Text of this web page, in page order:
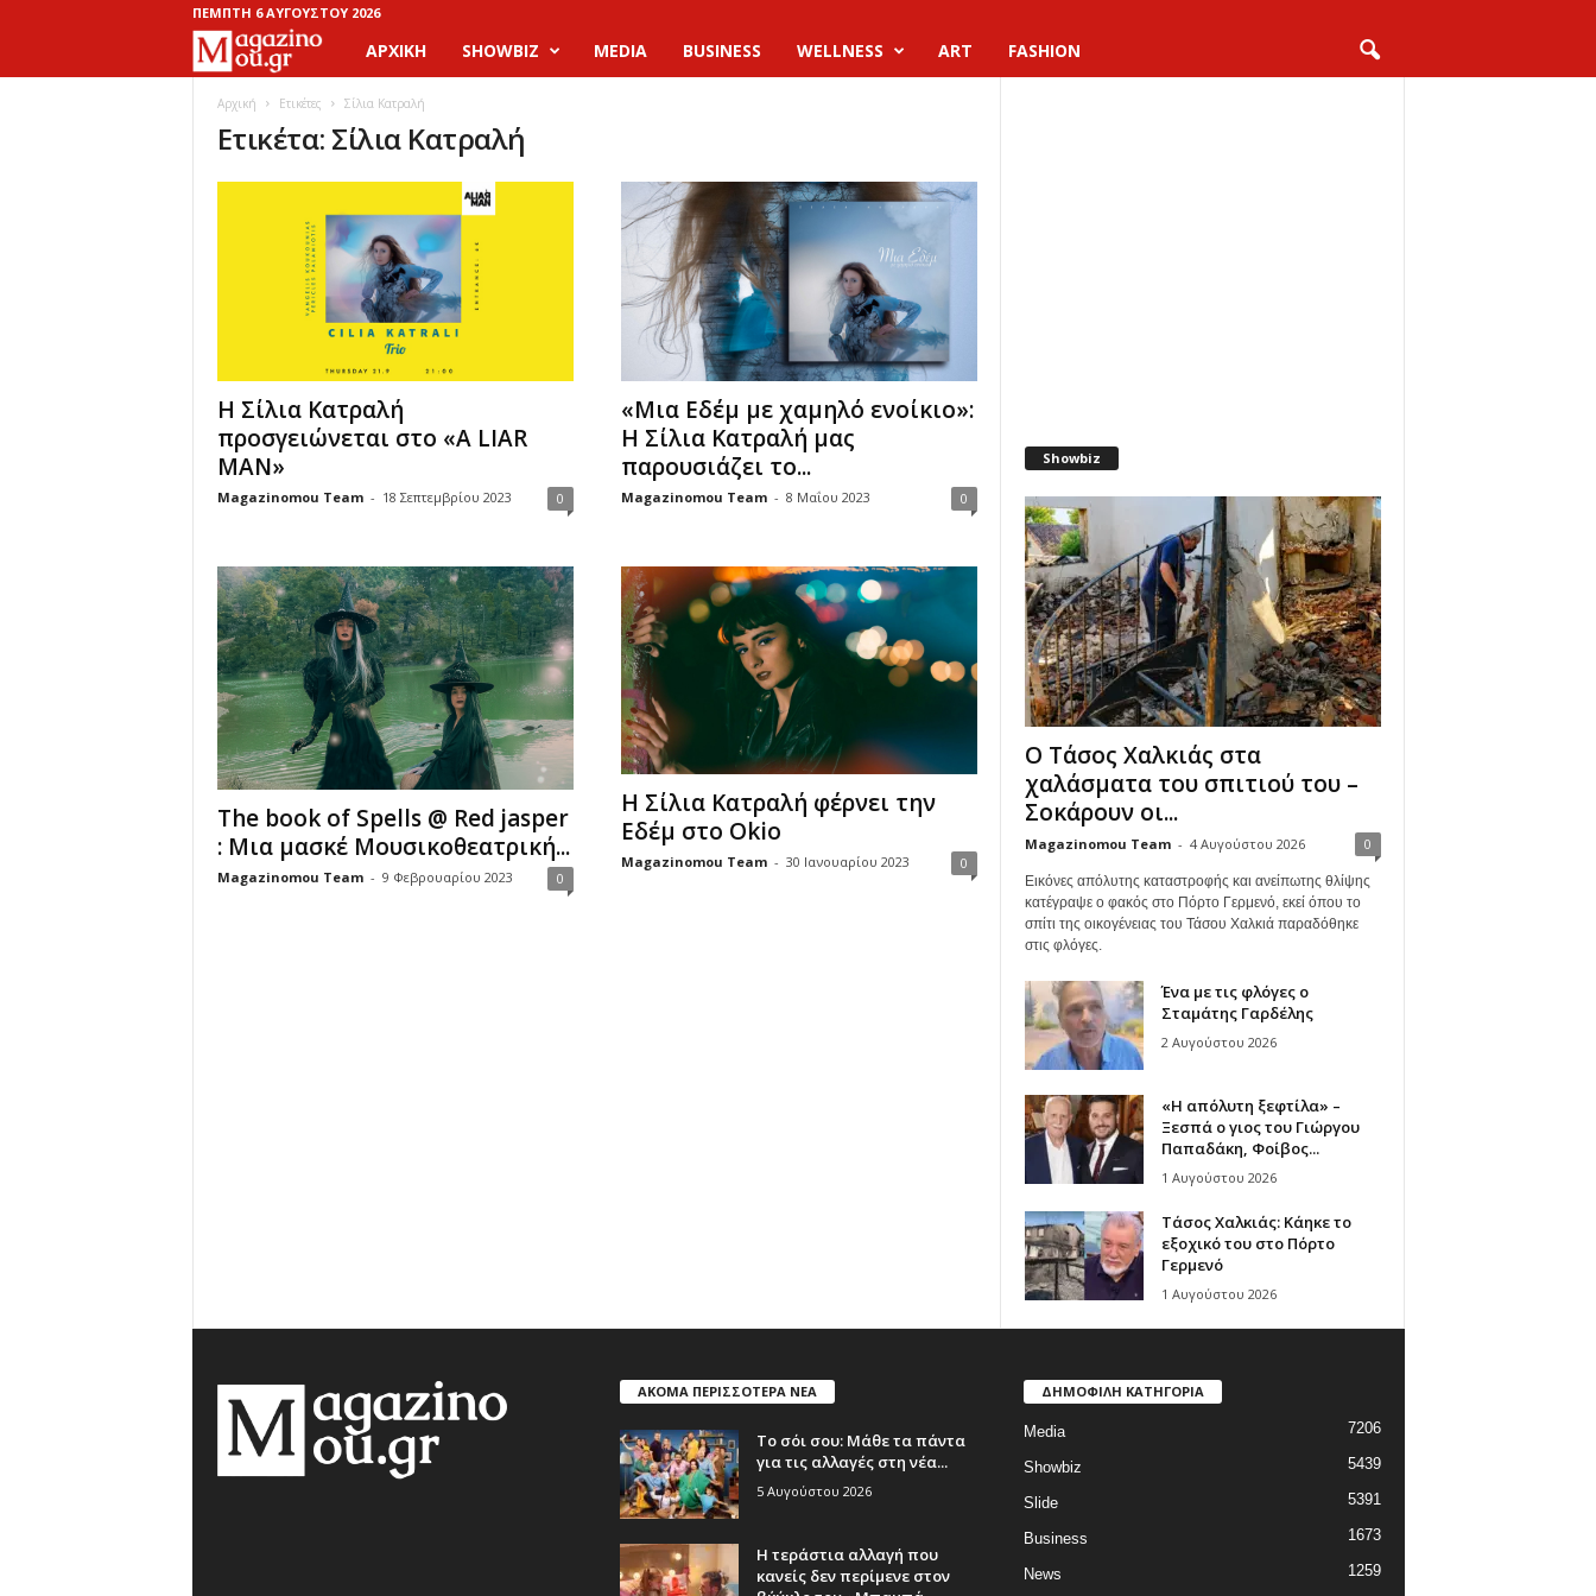
ΠΈΜΠΤΗ 6 ΑΥΓΟΎΣΤΟΥ 2026
a
g
z
o
u
ΑΡΧΙΚΉ SHOWBIZ MEDIA BUSINESS WELLNESS ART FASHION
Αρχική Ετικέτες Σίλια Κατραλή
Ετικέτα: Σίλια Κατραλή
Η Σίλια Κατραλή
προσγειώνεται στο «A LIAR
MAN»
Magazinomou Team - 18 Σεπτεμβρίου 2023 0
«Μια Εδέμ με χαμηλό ενοίκιο»:
Η Σίλια Κατραλή μας
παρουσιάζει το...
Magazinomou Team - 8 Μαΐου 2023 0
The book of Spells @ Red jasper
: Μια μασκέ Μουσικοθεατρική...
Magazinomou Team - 9 Φεβρουαρίου 2023 0
Η Σίλια Κατραλή φέρνει την
Εδέμ στο Okio
Magazinomou Team - 30 Ιανουαρίου 2023 0
Showbiz
Ο Τάσος Χαλκιάς στα
χαλάσματα του σπιτιού του –
Σοκάρουν οι...
Magazinomou Team - 4 Αυγούστου 2026 0
Εικόνες απόλυτης καταστροφής και ανείπωτης θλίψης
κατέγραψε ο φακός στο Πόρτο Γερμενό, εκεί όπου το
σπίτι της οικογένειας του Τάσου Χαλκιά παραδόθηκε
στις φλόγες.
Ένα με τις φλόγες ο
Σταμάτης Γαρδέλης
2 Αυγούστου 2026
«Η απόλυτη ξεφτίλα» –
Ξεσπά ο γιος του Γιώργου
Παπαδάκη, Φοίβος...
1 Αυγούστου 2026
Τάσος Χαλκιάς: Κάηκε το
εξοχικό του στο Πόρτο
Γερμενό
1 Αυγούστου 2026
ΑΚΟΜΑ ΠΕΡΙΣΣΟΤΕΡΑ ΝΕΑ
Το σόι σου: Μάθε τα πάντα
για τις αλλαγές στη νέα...
5 Αυγούστου 2026
Η τεράστια αλλαγή που
κανείς δεν περίμενε στον
ΔΗΜΟΦΙΛΗ ΚΑΤΗΓΟΡΙΑ
Media 7206
Showbiz 5439
Slide 5391
Business 1673
News 1259